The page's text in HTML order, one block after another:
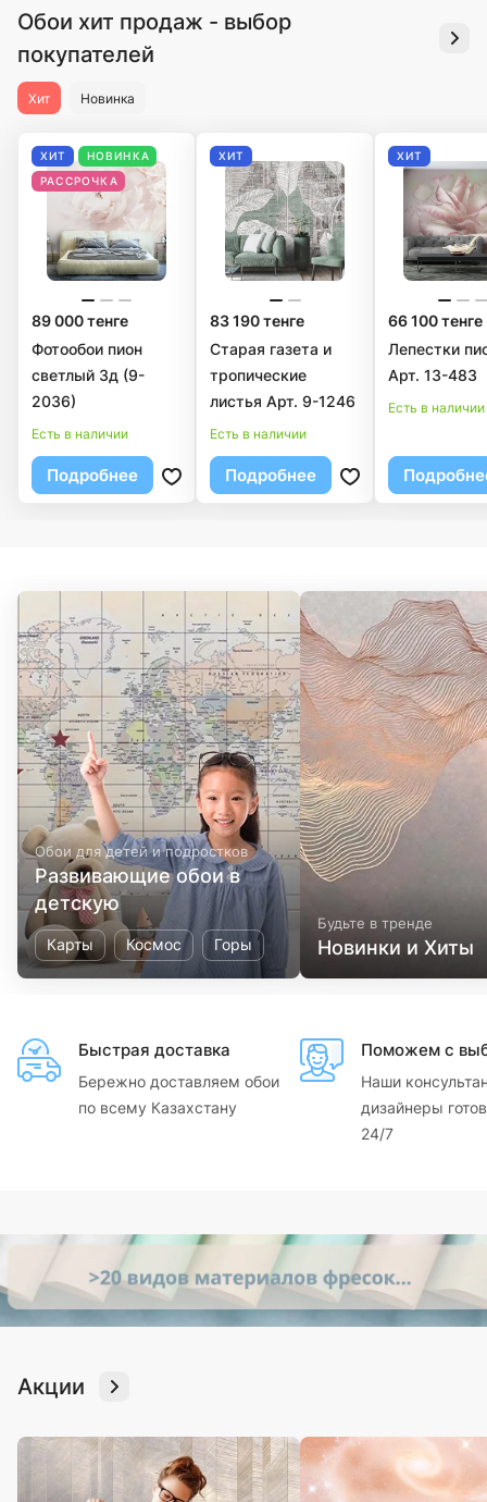
Обои хит продаж - выбор
покупателей
Хит Новинка
ХИТ
НОВИНКА
РАССРОЧКА
89 000 тенге
Фотообои пион
светлый 3д (9-
2036)
Есть в наличии
Подробнее
ХИТ
83 190 тенге
Старая газета и
тропические
листья Арт. 9-1246
Есть в наличии
Подробнее
ХИТ
66 100 тенге
Лепестки
Арт. 13-483
Есть в наличии
Обои для детей и подростков
Развивающие обои в
детскую
Карты Космос Горы
Будьте в тренде
Новинки и Хиты
Быстрая доставка
Бережно доставляем обои
по всему Казахстану
Поможем с
Наши
дизайнеры
24/7
Акции